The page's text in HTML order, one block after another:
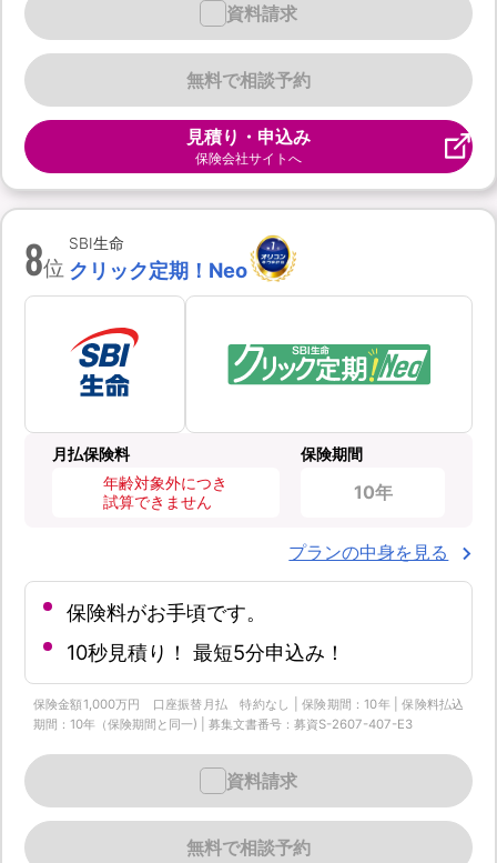
無料で相談予約
資料請求
見積り・申込み
保険会社サイトへ
8位
SBI生命
クリック定期！Neo
月払保険料
年齢対象外につき
試算できません
保険期間
10年
プランの中身を見る
保険料がお手頃です。
10秒見積り！ 最短5分申込み！
保険金額1,000万円 口座振替月払 特約なし | 保険期間：10年 | 保険料払込
期間：10年（保険期間と同一) | 募集文書番号：募資S-2607-407-E3
無料で相談予約
資料請求